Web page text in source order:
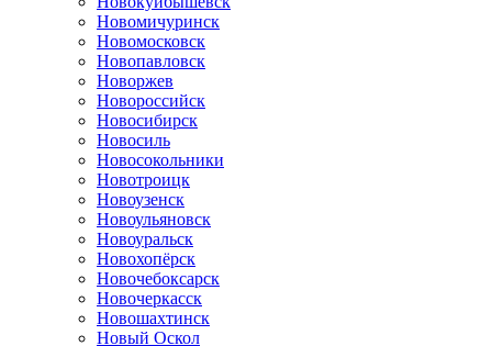
Новомичуринск
Новомосковск
Новопавловск
Новоржев
Новороссийск
Новосибирск
Новосиль
Новосокольники
Новотроицк
Новоузенск
Новоульяновск
Новоуральск
Новохопёрск
Новочебоксарск
Новочеркасск
Новошахтинск
Новый Оскол